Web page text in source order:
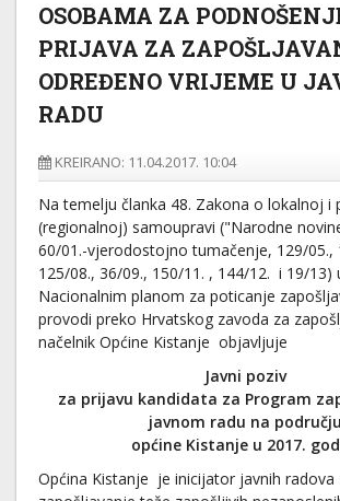
OSOBAMA ZA
PRIJAVA ZA
ODREĐENO VRIJEME U
RADU
KREIRANO: 11.04.2017. 10:04
Na temelju članka 48. Zakona o lokalnoj i
(regionalnoj) samoupravi ("Narodne
60/01.-vjerodostojno tumačenje, 129/05.,
125/08., 36/09., 150/11. , 144/12. i 19/13)
Nacionalnim planom za poticanje
provodi preko Hrvatskog zavoda za
načelnik Općine Kistanje objavljuje
Javni poziv
za prijavu kandidata za Program
javnom radu na području
općine Kistanje u 2017.
Općina Kistanje je inicijator javnih radova